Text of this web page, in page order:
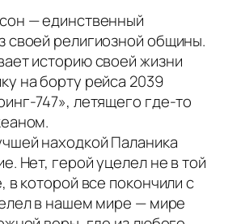
— единственный
своей религиозной общины.
историю своей жизни
на борту рейса 2039
747», летящего где-то
находкой Паланика
Нет, герой уцелел не в той
в которой все покончили с
в нашем мире — мире